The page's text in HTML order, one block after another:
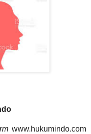
www.hukumindo.com